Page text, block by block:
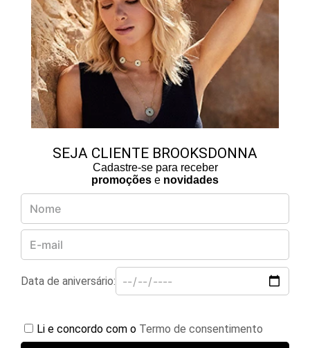
SEJA CLIENTE BROOKSDONNA
Cadastre-se para receber
promoções e novidades
Data de aniversário:
Li e concordo com o Termo de consentimento